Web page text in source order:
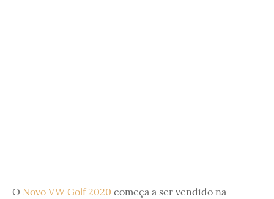
O Novo VW Golf 2020 começa a ser vendido na